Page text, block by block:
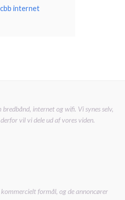
internet
internet og wifi. Vi synes selv,
vil vi dele ud af vores viden.
formål, og de annoncører